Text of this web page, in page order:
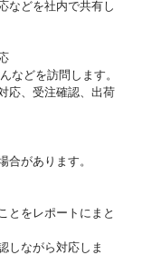
などを社内で共有し
などを訪問します。
応、受注確認、出荷
合があります。
とをレポートにまと
しながら対応しま